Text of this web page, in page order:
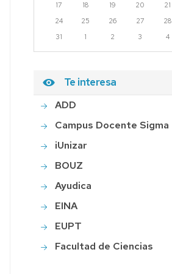
17
18 19 20 21
24
25 26 27 28
31
1 2 3 4
Te interesa
ADD
Campus Docente Sigma
iUnizar
BOUZ
Ayudica
EINA
EUPT
Facultad de Ciencias